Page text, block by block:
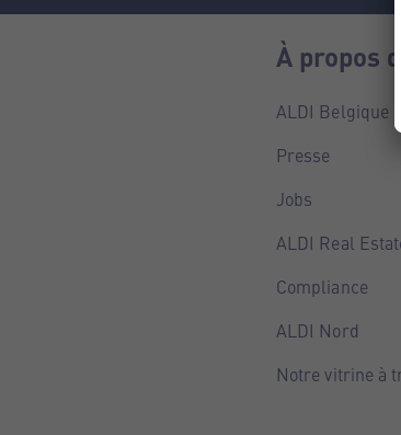
À propos
ALDI Belgique
Presse
Jobs
ALDI Real
Compliance
ALDI Nord
Notre vitrine à